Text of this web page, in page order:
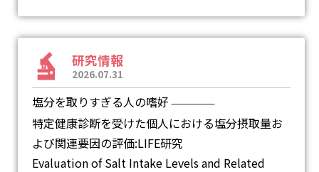
研究情報
2026.07.31
塩分を取りすぎる人の嗜好 ―
特定健康診断を受けた個人における塩分摂取量お
よび関連要因の評価:LIFE研究
Evaluation of Salt Intake Levels and Related